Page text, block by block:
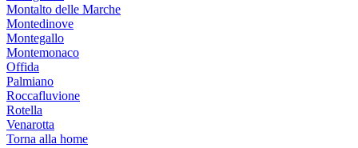
Montalto delle Marche
Montedinove
Montegallo
Montemonaco
Offida
Palmiano
Roccafluvione
Rotella
Venarotta
Torna alla home